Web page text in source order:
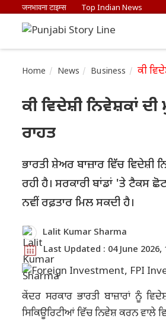
जनभावना टाइम्स Top Indian News
Home News Business ਕੀ
ਕੀ ਵਿਦੇਸ਼ੀ ਨਿਵੇਸ਼ਕਾਂ
ਰਾਹਤ
ਭਾਰਤੀ ਸ਼ੇਅਰ ਬਾਜ਼ਾਰ ਵਿੱਚ
ਰਹੀ ਹੈ। ਸਰਕਾਰੀ ਬਾਂਡਾਂ 'ਤੇ ਟੈਕਸ
ਨਵੀਂ ਰਫ਼ਤਾਰ ਮਿਲ ਸਕਦੀ ਹੈ।
Lalit Kumar Sharma
Last Updated : 04 June 2026,
ਕੇਂਦਰ ਸਰਕਾਰ ਭਾਰਤੀ ਬਾਜ਼ਾਰਾਂ ਨੂੰ
ਸਿਕਿਊਰਿਟੀਆਂ ਵਿੱਚ ਨਿਵੇਸ਼ ਕਰਨ ਵਾਲੇ